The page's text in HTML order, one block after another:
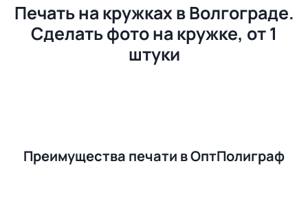
Печать на кружках в Волгограде.
Сделать фото на кружке, от 1
штуки
Преимущества печати в ОптПолиграф